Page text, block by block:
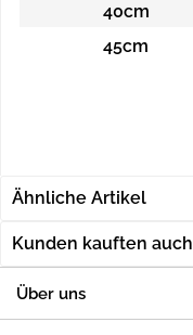
40cm
45cm
Ähnliche Artikel
Kunden kauften auch
Über uns